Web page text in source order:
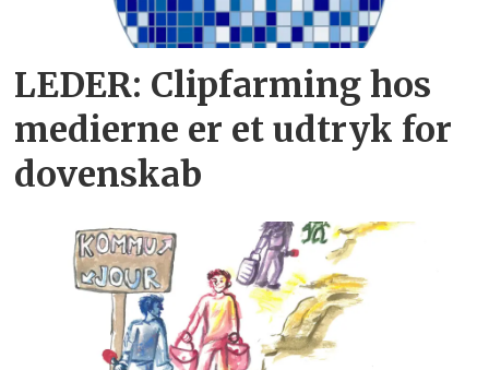
LEDER: Clipfarming hos
medierne er et udtryk for
dovenskab